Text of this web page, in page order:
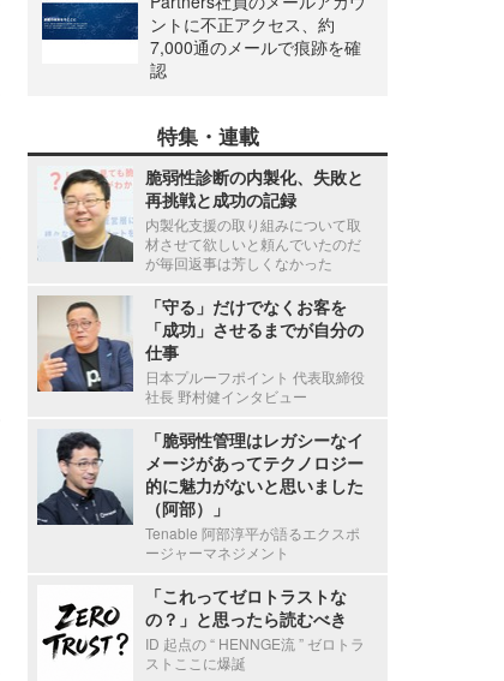
ントに不正アクセス、約
7,000通のメールで痕跡を確
認
特集・連載
脆弱性診断の内製化、失敗と
再挑戦と成功の記録
内製化支援の取り組みについて取
材させて欲しいと頼んでいたのだ
が毎回返事は芳しくなかった
「守る」だけでなくお客を
「成功」させるまでが自分の
仕事
日本プルーフポイント 代表取締役
社長 野村健インタビュー
「脆弱性管理はレガシーなイ
メージがあってテクノロジー
的に魅力がないと思いました
（阿部）」
Tenable 阿部淳平が語るエクスポ
ージャーマネジメント
「これってゼロトラストな
の？」と思ったら読むべき
ID 起点の “ HENNGE流 ” ゼロトラ
ストここに爆誕